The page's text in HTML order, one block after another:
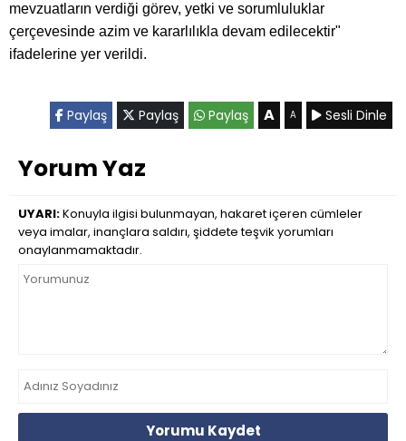
mevzuatların verdiği görev, yetki ve sorumluluklar
çerçevesinde azim ve kararlılıkla devam edilecektir"
ifadelerine yer verildi.
Paylaş Paylaş Paylaş A A Sesli Dinle
Yorum Yaz
UYARI:Konuyla ilgisi bulunmayan, hakaret içeren cümleler
veya imalar, inançlara saldırı, şiddete teşvik yorumları
onaylanmamaktadır.
Yorumu Kaydet